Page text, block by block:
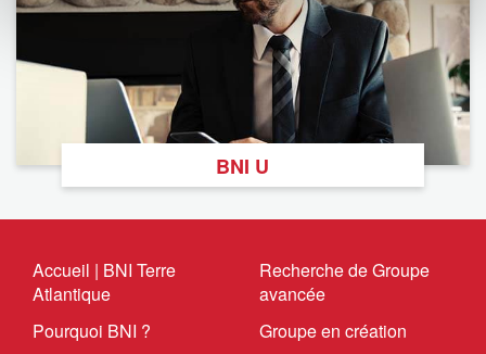
BNI U
Accueil | BNI Terre
Atlantique
Pourquoi BNI ?
Recherche de Groupe
avancée
Groupe en création